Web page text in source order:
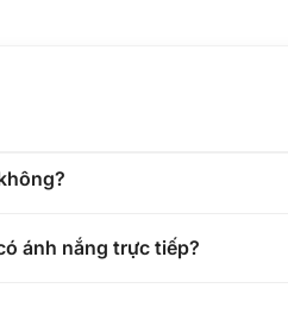
ánh nắng trực tiếp?